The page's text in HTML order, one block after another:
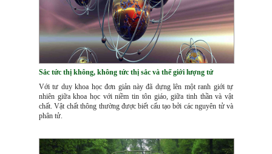
Sắc tức thị không, không tức thị sắc và thế giới lượng tử
Với tư duy khoa học đơn giản này đã dựng lên một ranh giới tự
nhiên giữa khoa học với niềm tin tôn giáo, giữa tinh thần và vật
chất. Vật chất thông thường được biết cấu tạo bởi các nguyên tử và
phân tử.